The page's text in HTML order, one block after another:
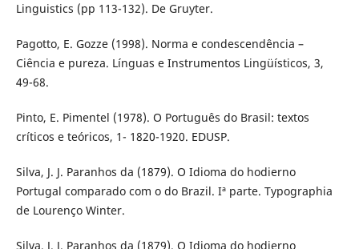
Linguistics (pp 113-132). De Gruyter.
Pagotto, E. Gozze (1998). Norma e condescendência –
Ciência e pureza. Línguas e Instrumentos Lingüísticos, 3,
49-68.
Pinto, E. Pimentel (1978). O Português do Brasil: textos
críticos e teóricos, 1- 1820-1920. EDUSP.
Silva, J. J. Paranhos da (1879). O Idioma do hodierno
Portugal comparado com o do Brazil. Iª parte. Typographia
de Lourenço Winter.
Silva, J. J. Paranhos da (1879). O Idioma do hodierno